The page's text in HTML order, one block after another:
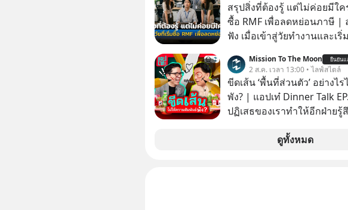
สรุปสิ่งที่ต้องรู้ แต่ไม่ค่อยมีใค
ซื้อ RMF เพื่อลดหย่อนภาษี |
ฟัง เมื่อเข้าสู่วัยทำงานและเริ่
เพราะนอกจากจะช่วยลดหย่อ
โอกาสในการสร้างความมั่งคั่งระยะ
นักที่จะลงลึกว่า ถ้าลงทุนใน RMF ควรรู้ อะ
ควรดู ตรงไหน ทำอย่างไร ถึง
ควรรู้ข้อมูลอะไรเกี่ยวกับ
ต่อได้จริง ๆ ลงทุนแมนจะเล่
Mission To The Moon ยืนยันแ
2 ส.ค. เวลา 13:00 • ไลฟ์สไตล์
ขีดเส้น ‘พื้นที่ส่วนตัว’ อย่าง
พัง? | แอปเท๋ Dinner Talk
ปฏิเสธของเราทำให้อีกฝ่ายรู้
ไม่เคยปฏิเสธใครอย่างนี้มาก่
ดูทั้งหมด